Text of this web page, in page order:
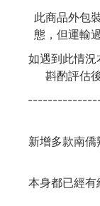
此商品外包
態，但運輸
如遇到此情
斟酌評估
新增多款南
本身都已經